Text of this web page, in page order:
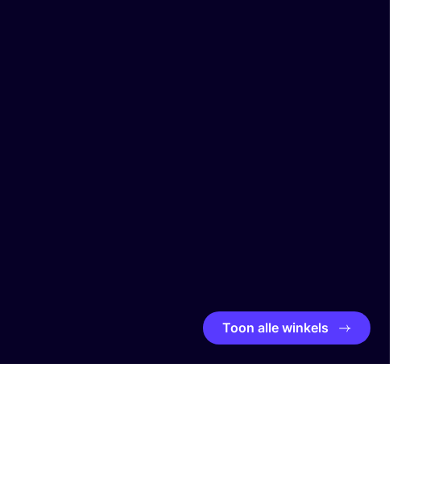
Toon alle winkels